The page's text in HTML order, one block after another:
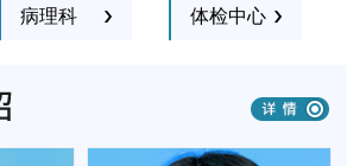
病理科 体检中心